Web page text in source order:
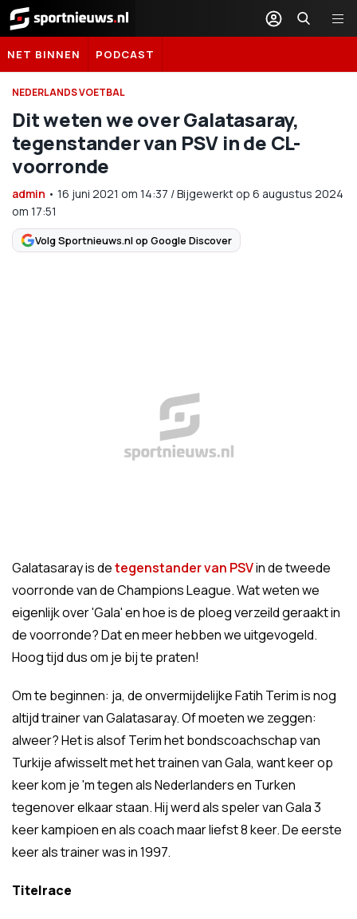
Sportnieuws.nl
NET BINNEN PODCAST
NEDERLANDS VOETBAL
Dit weten we over Galatasaray,
tegenstander van PSV in de CL-
voorronde
admin • 16 juni 2021 om 14:37 /Bijgewerkt op 6 augustus 2024
om 17:51
Volg Sportnieuws.nl op Google Discover
Galatasaray is detegenstander van PSVin de tweede
voorronde van de Champions League. Wat weten we
eigenlijk over 'Gala' en hoe is de ploeg verzeild geraakt in
de voorronde? Dat en meer hebben we uitgevogeld.
Hoog tijd dus om je bij te praten!
Om te beginnen: ja, de onvermijdelijke Fatih Terim is nog
altijd trainer van Galatasaray. Of moeten we zeggen:
alweer? Het is alsof Terim het bondscoachschap van
Turkije afwisselt met het trainen van Gala, want keer op
keer kom je 'm tegen als Nederlanders en Turken
tegenover elkaar staan. Hij werd als speler van Gala 3
keer kampioen en als coach maar liefst 8 keer. De eerste
keer als trainer was in 1997.
Titelrace